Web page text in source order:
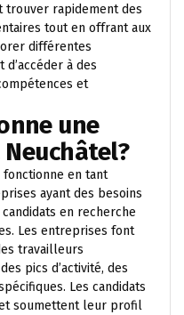
rapidement des
tout en offrant aux
différentes
à des
et
une
fonctionne en tant
ayant des besoins
en recherche
Les entreprises font
travailleurs
pics d’activité, des
Les candidats
et soumettent leur profil